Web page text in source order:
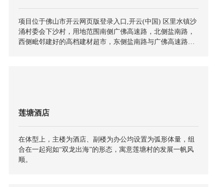
项目位于佛山市开云网页版登录入口,开云(中国) 区里水镇沙
涌村委会下沙村，用地范围南侧广佛高速路，北侧盐南路，
西侧毗邻建好的高档建材超市，东侧盐南路与广佛高速路交
莲塘酒店
在体型上，主楼为酒店、副楼为办公均设置为弧形体量，组
合在一起宛如“双龙出海”的形态，寓意莲塘村的发展一帆风
顺。